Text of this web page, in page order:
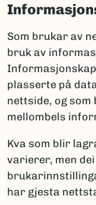
Som brukar av
bruk av
plasserte på
nettside, og
mellombels
Kva som blir
varierer, men
har gjesta